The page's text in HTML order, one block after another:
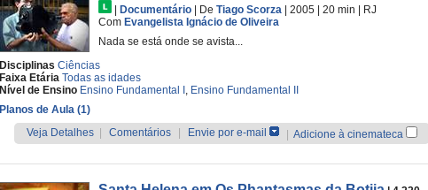
Documentário De Tiago Scorza | 2005 | 20 min
RJ
Com Evangelista Ignácio de Oliveira
Nada se está onde se avista...
Disciplinas Ciências
Faixa Etária Todas as idades
Nível de Ensino Ensino Fundamental I , Ensino Fundamental II
Planos de Aula (1)
Veja Detalhes
Comentários Envie por e-mail Adicione à cinemateca